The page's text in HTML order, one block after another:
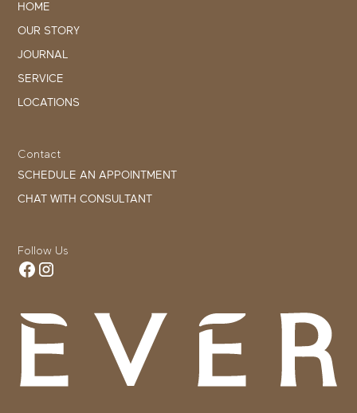
HOME
OUR STORY
JOURNAL
SERVICE
LOCATIONS
Contact
SCHEDULE AN APPOINTMENT
CHAT WITH CONSULTANT
Follow Us